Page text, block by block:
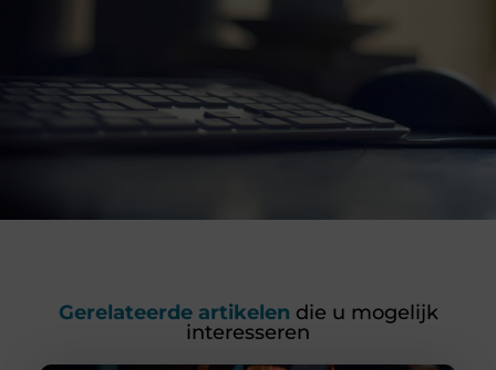
Gerelateerde artikelen die u mogelijk
interesseren